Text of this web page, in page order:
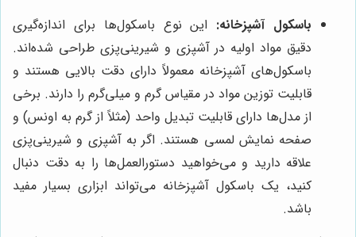
باسکول آشپزخانه: این نوع باسکول‌ها برای اندازه‌گیری
دقیق مواد اولیه در آشپزی و شیرینی‌پزی طراحی شده‌اند.
باسکول‌های آشپزخانه معمولاً دارای دقت بالایی هستند و
قابلیت توزین مواد در مقیاس گرم و میلی‌گرم را دارند. برخی
از مدل‌ها دارای قابلیت تبدیل واحد (مثلاً از گرم به اونس) و
صفحه نمایش لمسی هستند. اگر به آشپزی و شیرینی‌پزی
علاقه دارید و می‌خواهید دستورالعمل‌ها را به دقت دنبال
کنید، یک باسکول آشپزخانه می‌تواند ابزاری بسیار مفید
باشد.